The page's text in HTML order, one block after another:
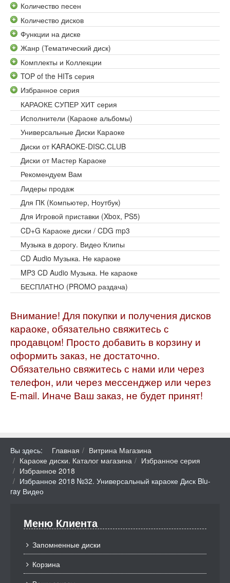
Количество песен
Количество дисков
Функции на диске
Жанр (Тематический диск)
Комплекты и Коллекции
TOP of the HITs серия
Избранное серия
КАРАОКЕ СУПЕР ХИТ серия
Исполнители (Караоке альбомы)
Универсальные Диски Караоке
Диски от KARAOKE-DISC.CLUB
Диски от Мастер Караоке
Рекомендуем Вам
Лидеры продаж
Для ПК (Компьютер, Ноутбук)
Для Игровой приставки (Xbox, PS5)
CD+G Караоке диски / CDG mp3
Музыка в дорогу. Видео Клипы
CD Audio Музыка. Не караоке
MP3 CD Audio Музыка. Не караоке
БЕСПЛАТНО (PROMO раздача)
Внимание! Для покупки и получения дисков
караоке, обязательно свяжитесь с
продавцом! Просто добавить в корзину и
оформить заказ, не достаточно.
Обязательно свяжитесь с нами или через
телефон, или через мессенджер или через
E-mail. Иначе Ваш заказ, не будет принят!
Вы здесь: Главная
Витрина Магазина
Караоке диски. Каталог магазина
Избранное серия
Избранное 2018
Избранное 2018 №32. Универсальный караоке Диск Blu-
ray Видео
Меню Клиента
Запомненные диски
Корзина